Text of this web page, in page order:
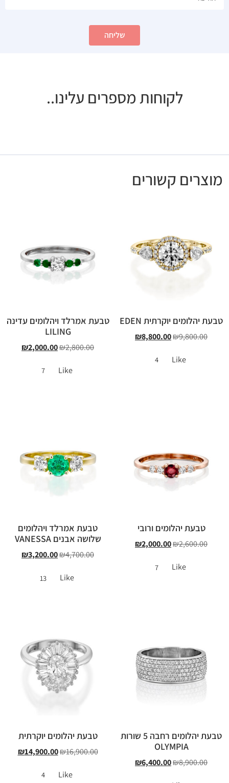
שליחה
לקוחות מספרים עלינו..
מוצרים קשורים
טבעת יהלומים יוקרתית EDEN
₪9,800.00
₪8,800.00
Like
4
טבעת אמרלד ויהלומים עדינה
LILING
₪2,800.00
₪2,000.00
Like
7
טבעת יהלומים ורובי
₪2,600.00
₪2,000.00
Like
7
טבעת אמרלד ויהלומים
שלושה אבנים VANESSA
₪4,700.00
₪3,200.00
Like
13
טבעת יהלומים רחבה 5 שורות
OLYMPIA
₪8,900.00
₪6,400.00
טבעת יהלומים יוקרתית
₪16,900.00
₪14,900.00
Like
4